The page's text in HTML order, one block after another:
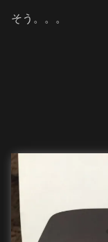
そう。。。